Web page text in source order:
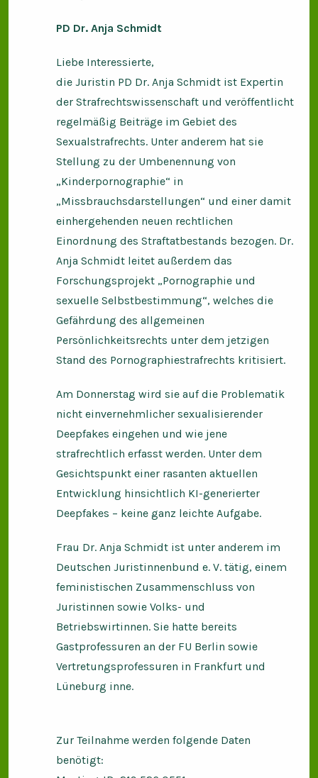
PD Dr. Anja Schmidt
Liebe Interessierte,
die Juristin PD Dr. Anja Schmidt ist Expertin
der Strafrechtswissenschaft und veröffentlicht
regelmäßig Beiträge im Gebiet des
Sexualstrafrechts. Unter anderem hat sie
Stellung zu der Umbenennung von
„Kinderpornographie“ in
„Missbrauchsdarstellungen“ und einer damit
einhergehenden neuen rechtlichen
Einordnung des Straftatbestands bezogen. Dr.
Anja Schmidt leitet außerdem das
Forschungsprojekt „Pornographie und
sexuelle Selbstbestimmung“, welches die
Gefährdung des allgemeinen
Persönlichkeitsrechts unter dem jetzigen
Stand des Pornographiestrafrechts kritisiert.
Am Donnerstag wird sie auf die Problematik
nicht einvernehmlicher sexualisierender
Deepfakes eingehen und wie jene
strafrechtlich erfasst werden. Unter dem
Gesichtspunkt einer rasanten aktuellen
Entwicklung hinsichtlich KI-generierter
Deepfakes – keine ganz leichte Aufgabe.
Frau Dr. Anja Schmidt ist unter anderem im
Deutschen Juristinnenbund e. V. tätig, einem
feministischen Zusammenschluss von
Juristinnen sowie Volks- und
Betriebswirtinnen. Sie hatte bereits
Gastprofessuren an der FU Berlin sowie
Vertretungsprofessuren in Frankfurt und
Lüneburg inne.
Zur Teilnahme werden folgende Daten
benötigt: